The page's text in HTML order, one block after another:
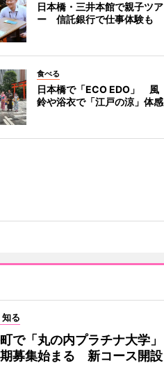
日本橋・三井本館で親子ツア
ー 信託銀行で仕事体験も
食べる
日本橋で「ECO EDO」 風
鈴や浴衣で「江戸の涼」体感
る
で「丸の内プラチナ大学」
募集始まる 新コース開設